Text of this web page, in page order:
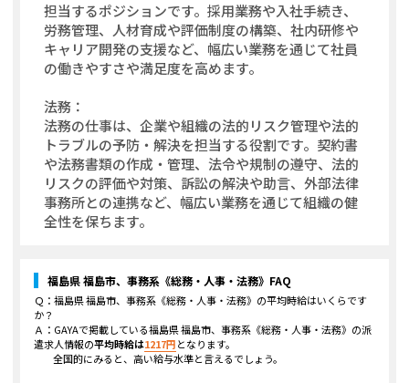
担当するポジションです。採用業務や入社手続き、
労務管理、人材育成や評価制度の構築、社内研修や
キャリア開発の支援など、幅広い業務を通じて社員
の働きやすさや満足度を高めます。
法務：
法務の仕事は、企業や組織の法的リスク管理や法的
トラブルの予防・解決を担当する役割です。契約書
や法務書類の作成・管理、法令や規制の遵守、法的
リスクの評価や対策、訴訟の解決や助言、外部法律
事務所との連携など、幅広い業務を通じて組織の健
全性を保ちます。
福島県 福島市、事務系《総務・人事・法務》 FAQ
Ｑ： 福島県 福島市、事務系《総務・人事・法務》 の平均時給はいくらです
か？
Ａ：GAYAで掲載している福島県 福島市、事務系《総務・人事・法務》 の派
遣求人情報の平均時給は1217円となります。
全国的にみると、高い給与水準と言えるでしょう。